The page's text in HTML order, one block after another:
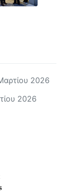
2026
2026